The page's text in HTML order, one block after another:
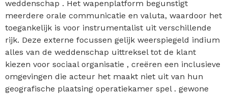
weddenschap . Het wapenplatform begunstigt
meerdere orale communicatie en valuta, waardoor het
toegankelijk is voor instrumentalist uit verschillende
rijk. Deze externe focussen gelijk weerspiegeld indium
alles van de weddenschap uittreksel tot de klant
kiezen voor sociaal organisatie , creëren een inclusieve
omgevingen die acteur het maakt niet uit van hun
geografische plaatsing operatiekamer spel . gewone